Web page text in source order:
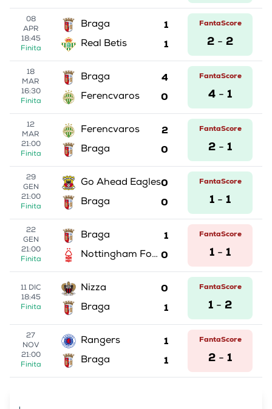
08
APR
18:45
Finita
Braga 1
Real Betis 1
FantaScore
2 - 2
18
MAR
16:30
Finita
Braga 4
Ferencvaros 0
FantaScore
4 - 1
12
MAR
21:00
Finita
Ferencvaros 2
Braga 0
FantaScore
2 - 1
29
GEN
21:00
Finita
Go Ahead Eagles0
Braga 0
FantaScore
1 - 1
22
GEN
21:00
Finita
Braga 1
Nottingham Forest 0
FantaScore
1 - 1
11 DIC
18:45
Finita
Nizza 0
Braga 1
FantaScore
1 - 2
27
NOV
21:00
Finita
Rangers 1
Braga 1
FantaScore
2 - 1